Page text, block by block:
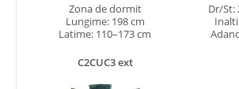
Zona de dormit
Lungime: 198 cm
Latime: 110–173 cm
Dr/St:
C2CUC3 ext